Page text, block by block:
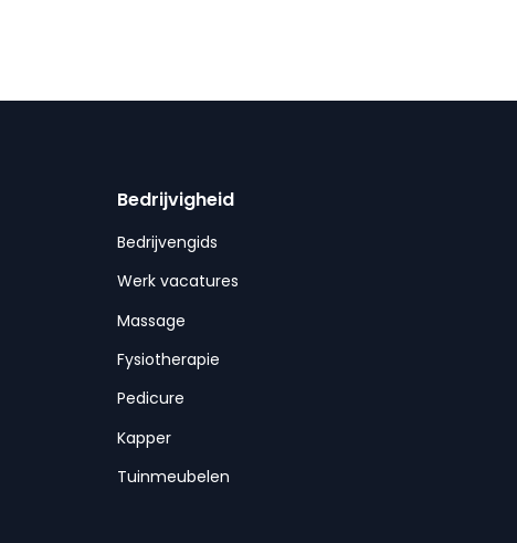
Bedrijvigheid
Bedrijvengids
Werk vacatures
Massage
Fysiotherapie
Pedicure
Kapper
Tuinmeubelen